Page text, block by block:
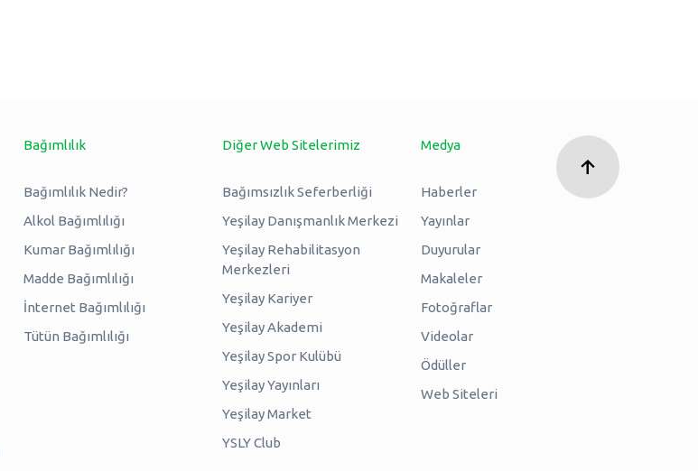
Bağımlılık
Bağımlılık Nedir?
Alkol Bağımlılığı
Kumar Bağımlılığı
Madde Bağımlılığı
İnternet Bağımlılığı
Tütün Bağımlılığı
Diğer Web Sitelerimiz
Bağımsızlık Seferberliği
Yeşilay Danışmanlık Merkezi
Yeşilay Rehabilitasyon
Merkezleri
Yeşilay Kariyer
Yeşilay Akademi
Yeşilay Spor Kulübü
Yeşilay Yayınları
Yeşilay Market
YSLY Club
Medya
Haberler
Yayınlar
Duyurular
Makaleler
Fotoğraflar
Videolar
Ödüller
Web Siteleri